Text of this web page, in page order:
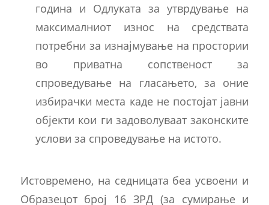
година и Одлуката за утврдување на
максималниот износ на средствата
потребни за изнајмување на простории
во приватна сопственост за
спроведување на гласањето, за оние
избирачки места каде не постојат јавни
објекти кои ги задоволуваат законските
услови за спроведување на истото.
Истовремено, на седницата беа усвоени и
Образецот број 16 ЗРД (за сумирање и